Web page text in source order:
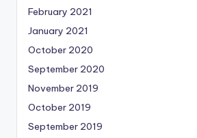
February 2021
January 2021
October 2020
September 2020
November 2019
October 2019
September 2019